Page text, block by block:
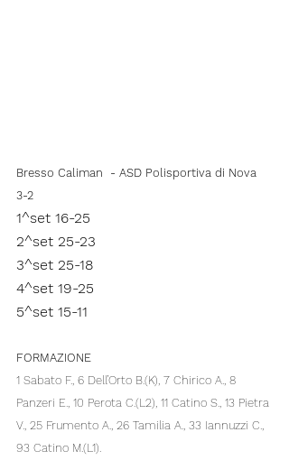
Bresso Caliman  - ASD Polisportiva di Nova
3-2
1^set 16-25
2^set 25-23
3^set 25-18
4^set 19-25
5^set 15-11
FORMAZIONE
1 Sabato F., 6 Dell’Orto B.(K), 7 Chirico A., 8
Panzeri E., 10 Perota C.(L2), 11 Catino S., 13 Pietra
V., 25 Frumento A., 26 Tamilia A., 33 Iannuzzi C.,
93 Catino M.(L1).